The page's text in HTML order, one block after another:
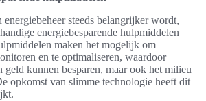
steeds belangrijker wordt,
energiebesparende hulpmiddelen
maken het mogelijk om
en te optimaliseren, waardoor
geld kunnen besparen, maar ook het milieu
opkomst van slimme technologie heeft dit